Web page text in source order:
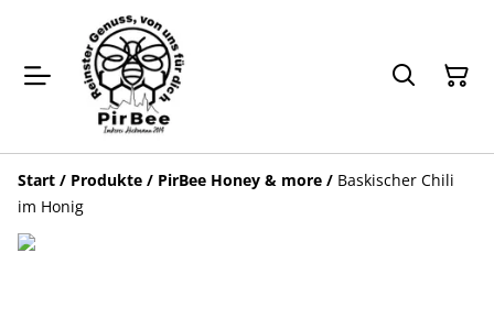
Start / Produkte / PirBee Honey & more / Baskischer Chili
im Honig